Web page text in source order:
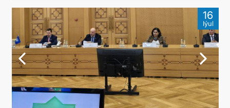
KONSULLYK HYZMATLARY
ARAGATNAŞYK
16
Iýul